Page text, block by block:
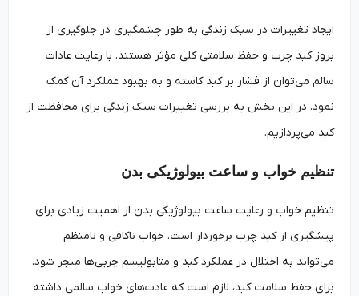
ایجاد تغییرات در سبک زندگی به طور چشمگیری در جلوگیری از
بروز کبد چرب و حفظ سلامتی کلی مؤثر هستند. با رعایت عادات
سالم می‌توان از فشار بر کبد کاسته و به بهبود عملکرد آن کمک
نمود. در این بخش به بررسی تغییرات سبک زندگی برای محافظت از
کبد می‌پردازیم.
تنظیم خواب و ساعت بیولوژیکی بدن
تنظیم خواب و رعایت ساعت بیولوژیکی بدن از اهمیت زیادی برای
پیشگیری از کبد چرب برخوردار است. خواب ناکافی و نامنظم
می‌تواند به اختلال در عملکرد کبد و متابولیسم چربی‌ها منجر شود.
برای حفظ سلامت کبد، لازم است که عادت‌های خواب سالمی داشته